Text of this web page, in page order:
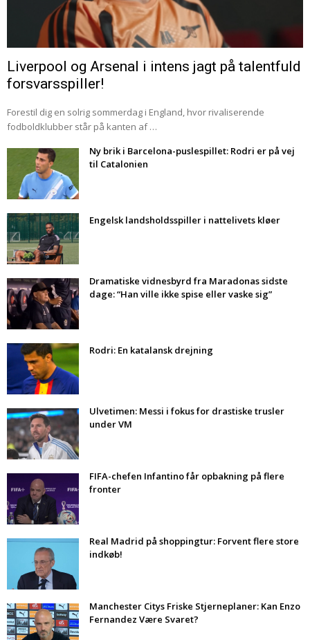
Liverpool og Arsenal i intens jagt på talentfuld
forsvarsspiller!
Forestil dig en solrig sommerdag i England, hvor rivaliserende
fodboldklubber står på kanten af …
Ny brik i Barcelona-puslespillet: Rodri er på vej
til Catalonien
Engelsk landsholdsspiller i nattelivets kløer
Dramatiske vidnesbyrd fra Maradonas sidste
dage: “Han ville ikke spise eller vaske sig”
Rodri: En katalansk drejning
Ulvetimen: Messi i fokus for drastiske trusler
under VM
FIFA-chefen Infantino får opbakning på flere
fronter
Real Madrid på shoppingtur: Forvent flere store
indkøb!
Manchester Citys Friske Stjerneplaner: Kan Enzo
Fernandez Være Svaret?